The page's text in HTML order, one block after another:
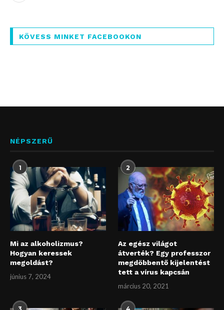
KÖVESS MINKET FACEBOOKON
NÉPSZERŰ
1
Mi az alkoholizmus?
Hogyan keressek
megoldást?
június 7, 2024
2
Az egész világot
átverték? Egy professzor
megdöbbentő kijelentést
tett a vírus kapcsán
március 20, 2021